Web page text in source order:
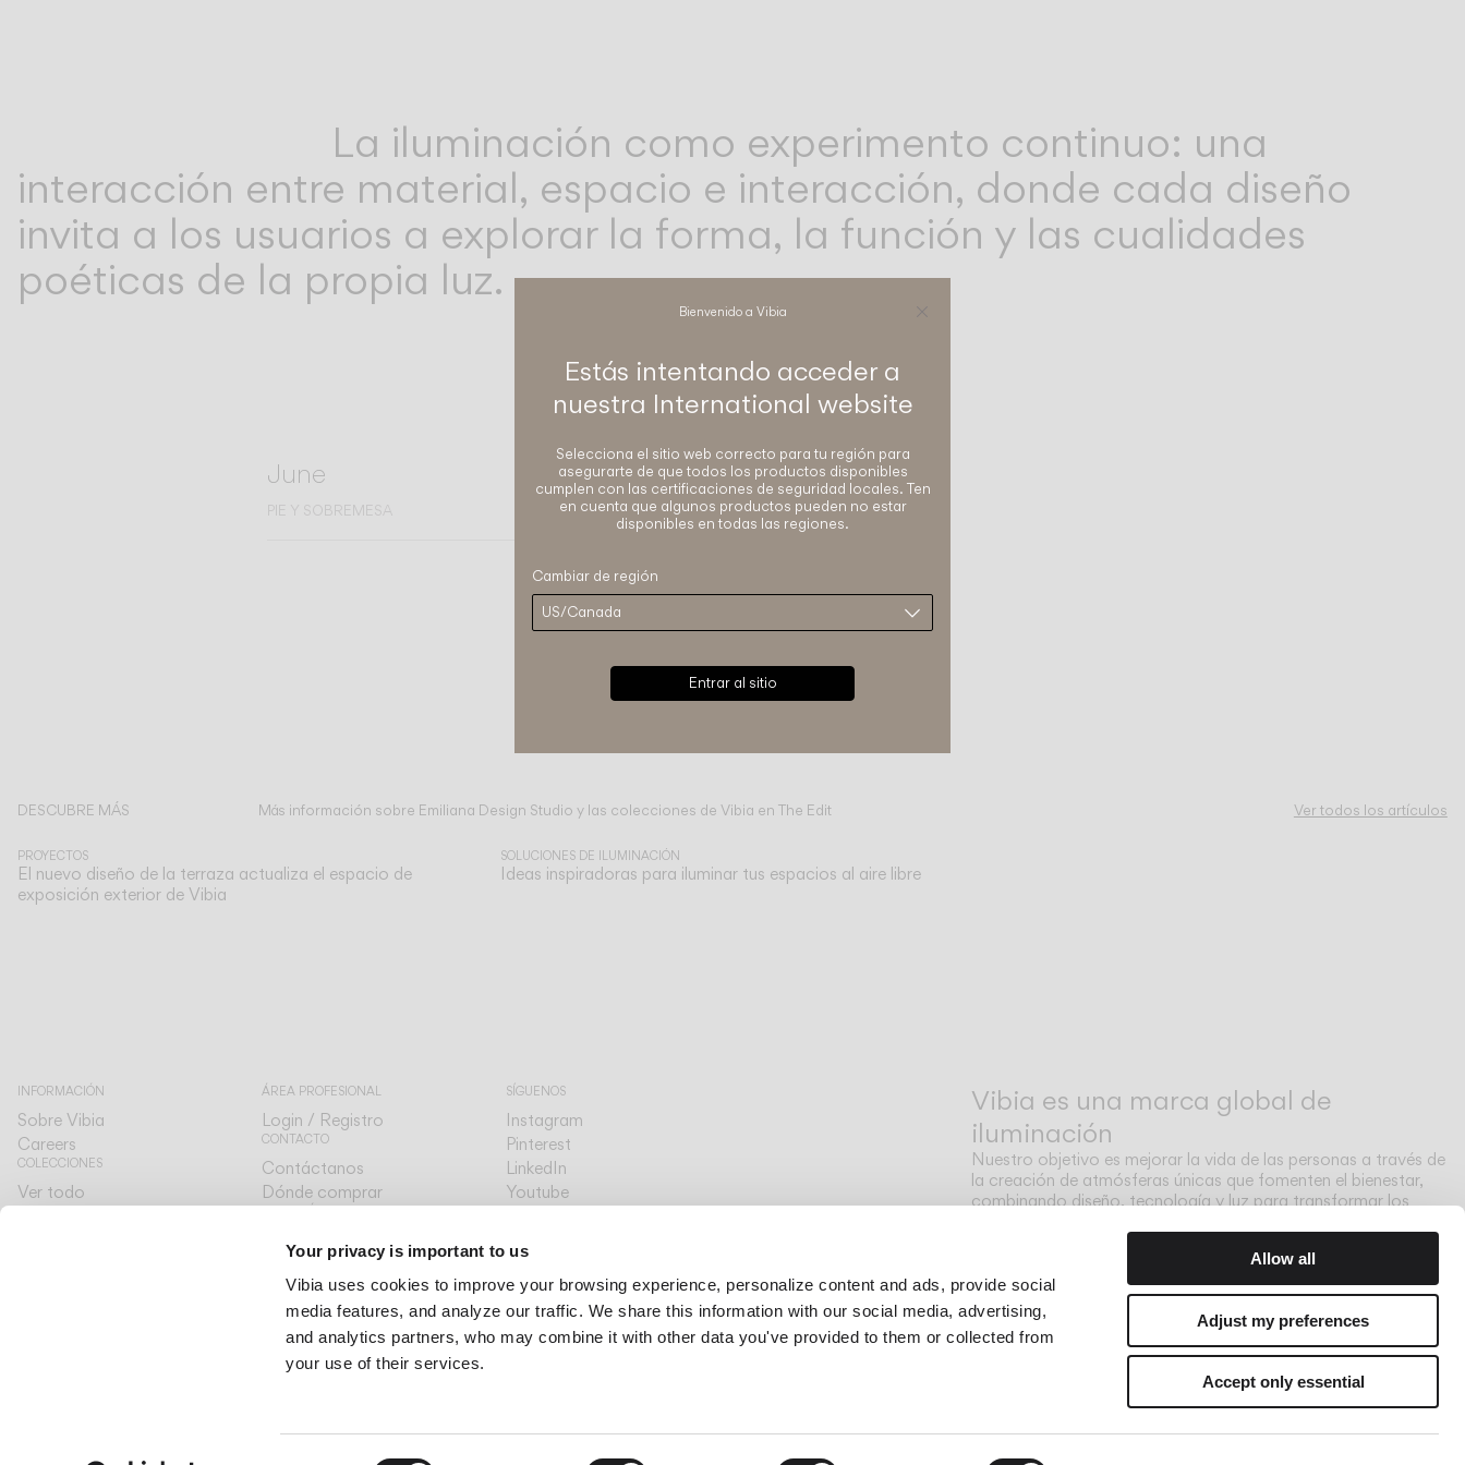
Your privacy is important to us
Vibia uses cookies to improve your browsing experience, personalize content and ads, provide social
media features, and analyze our traffic. We share this information with our social media, advertising,
and analytics partners, who may combine it with other data you've provided to them or collected from
your use of their services.
Allow all
Adjust my preferences
Accept only essential
La iluminación como experimento continuo: una
interacción entre material, espacio e interacción, donde cada diseño
invita a los usuarios a explorar la forma, la función y las cualidades
poéticas de la propia luz.
June
PIE Y SOBREMESA
DESCUBRE MÁS Más información sobre Emiliana Design Studio y las colecciones de Vibia en The Edit Ver todos los artículos
PROYECTOS
El nuevo diseño de la terraza actualiza el espacio de
exposición exterior de Vibia
SOLUCIONES DE ILUMINACIÓN
Ideas inspiradoras para iluminar tus espacios al aire libre
INFORMACIÓN
Sobre Vibia
Careers
COLECCIONES
Ver todo
ÁREA PROFESIONAL
Login / Registro
CONTACTO
Contáctanos
Dónde comprar
A tu lado
SÍGUENOS
Instagram
Pinterest
LinkedIn
Youtube
Archdaily
Archello
Archiproducts
Architonic
Vibia es una marca global de
iluminación
Nuestro objetivo es mejorar la vida de las personas a través de
la creación de atmósferas únicas que fomenten el bienestar,
combinando diseño, tecnología y luz para transformar los
Bienvenido a Vibia
Estás intentando acceder a
nuestra International website
Selecciona el sitio web correcto para tu región para
asegurarte de que todos los productos disponibles
cumplen con las certificaciones de seguridad locales. Ten
en cuenta que algunos productos pueden no estar
disponibles en todas las regiones.
Cambiar de región
Entrar al sitio